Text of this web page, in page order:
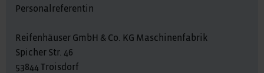
Personalreferentin
Reifenhäuser GmbH & Co. KG Maschinenfabrik
Spicher Str. 46
53844 Troisdorf